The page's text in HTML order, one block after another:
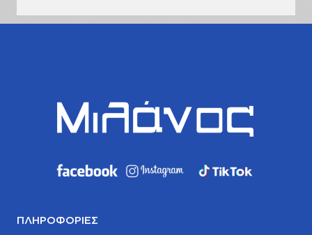
ΠΛΗΡΟΦΟΡΊΕΣ